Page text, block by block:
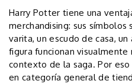
Harry Potter tiene una
merchandising: sus
varita, un escudo de casa,
figura funcionan
contexto de la saga. Por
en categoría general de